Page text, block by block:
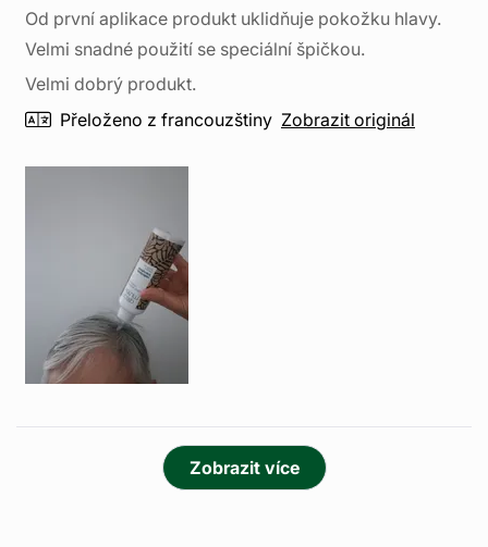
5
hvězdiček
Od první aplikace produkt uklidňuje pokožku hlavy.
Velmi snadné použití se speciální špičkou.
Velmi dobrý produkt.
Přeloženo z francouzštiny Zobrazit originál
Načítám...
Zobrazit více